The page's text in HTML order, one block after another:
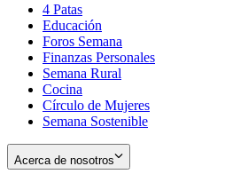
new
window
in
new
window
4 Patas
Educación
Foros Semana
Finanzas Personales
Semana Rural
Cocina
Círculo de Mujeres
Semana Sostenible
Acerca de nosotros